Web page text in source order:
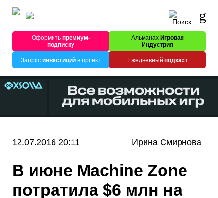
Оформитьпремиум-
подписку
Альманах Игровая
Индустрия
Запрос инвестицийв проект Ежедневный подкаст
12.07.2016 20:11 Ирина Смирнова
В июне Machine Zone
потратила $6 млн на